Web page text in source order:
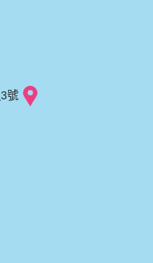
號